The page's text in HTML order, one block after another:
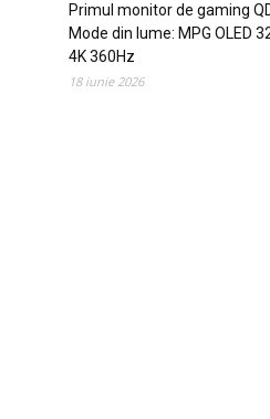
Primul monitor de gaming
Mode din lume: MPG OLED
4K 360Hz
18 iunie 2026